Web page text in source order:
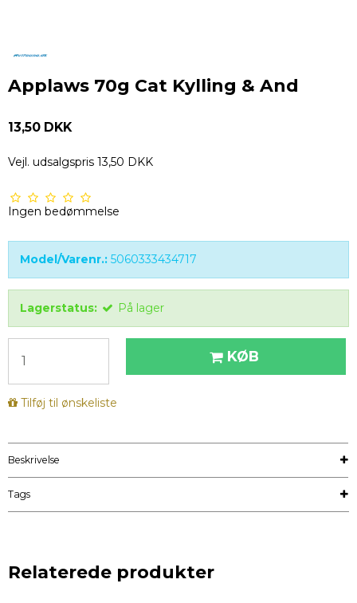
Applaws 70g Cat Kylling & And
13,50 DKK
Vejl. udsalgspris 13,50 DKK
Ingen bedømmelse
Model/Varenr.: 5060333434717
Lagerstatus: På lager
KØB
Tilføj til ønskeliste
Beskrivelse
Tags
Relaterede produkter